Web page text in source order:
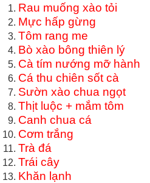
Rau muống xào tỏi
Mực hấp gừng
Tôm rang me
Bò xào bông thiên lý
Cà tím nướng mỡ hành
Cá thu chiên sốt cà
Sườn xào chua ngọt
Thịt luộc + mắm tôm
Canh chua cá
Cơm trắng
Trà đá
Trái cây
Khăn lạnh